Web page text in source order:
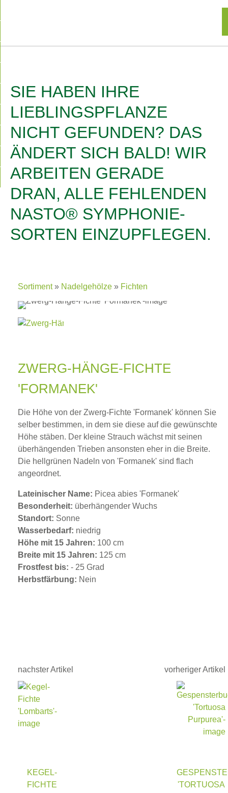
SIE HABEN IHRE
LIEBLINGSPFLANZE
NICHT GEFUNDEN? DAS
ÄNDERT SICH BALD! WIR
ARBEITEN GERADE
DRAN, ALLE FEHLENDEN
NASTO® SYMPHONIE-
SORTEN EINZUPFLEGEN.
Sortiment Nadelgehölze Fichten
ZWERG-HÄNGE-FICHTE
'FORMANEK'
Die Höhe von der Zwerg-Fichte 'Formanek' können Sie
selber bestimmen, in dem sie diese auf die gewünschte
Höhe stäben. Der kleine Strauch wächst mit seinen
überhängenden Trieben ansonsten eher in die Breite.
Die hellgrünen Nadeln von 'Formanek' sind flach
angeordnet.
Lateinischer Name: Picea abies 'Formanek'
Besonderheit: überhängender Wuchs
Standort: Sonne
Wasserbedarf: niedrig
Höhe mit 15 Jahren: 100 cm
Breite mit 15 Jahren: 125 cm
Frostfest bis: - 25 Grad
Herbstfärbung: Nein
nachster Artikel
KEGEL-
FICHTE
vorheriger Artikel
'TORTUOSA